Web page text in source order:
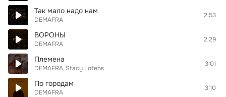
Так мало надо нам
DEMAFRA
2:53
ВОРОНЫ
DEMAFRA
2:29
Племена
DEMAFRA Stacy Lotens
3:01
По городам
DEMAFRA
3:10